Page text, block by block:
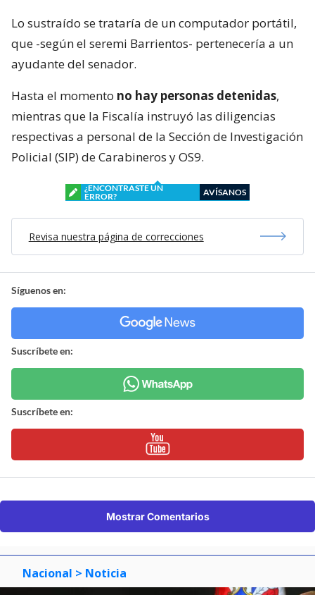
Lo sustraído se trataría de un computador portátil,
que -según el seremi Barrientos- pertenecería a un
ayudante del senador.
Hasta el momento no hay personas detenidas,
mientras que la Fiscalía instruyó las diligencias
respectivas a personal de la Sección de Investigación
Policial (SIP) de Carabineros y OS9.
¿ENCONTRASTE UN
ERROR?
AVÍSANOS
Revisa nuestra página de correcciones
Síguenos en:
Suscríbete en:
Suscríbete en:
Mostrar Comentarios
Nacional > Noticia